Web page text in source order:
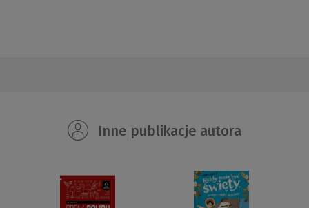
Inne publikacje autora